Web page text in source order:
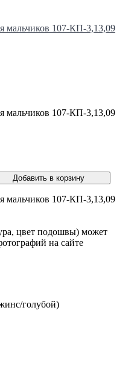
мальчиков 107-КП-3,13,09
мальчиков 107-КП-3,13,09
мальчиков 107-КП-3,13,09
цвет подошвы) может
на сайте
голубой)